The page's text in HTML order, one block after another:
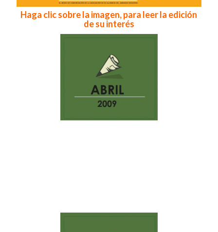
Haga clic sobre la imagen, para leer la edición
de su interés